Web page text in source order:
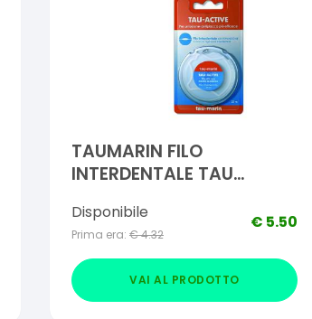
TAUMARIN FILO
INTERDENTALE TAU
Disponibile
Prima era: €4.32
€ 5.50
VAI AL PRODOTTO